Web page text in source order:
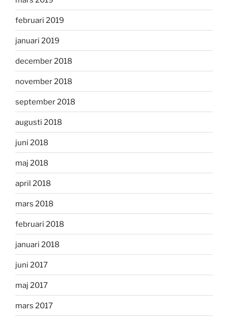
februari 2019
januari 2019
december 2018
november 2018
september 2018
augusti 2018
juni 2018
maj 2018
april 2018
mars 2018
februari 2018
januari 2018
juni 2017
maj 2017
mars 2017